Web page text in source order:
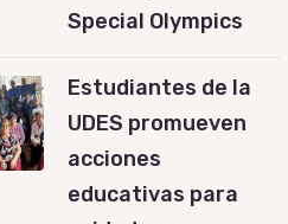
Special Olympics
Estudiantes de la
UDES promueven
acciones
educativas para